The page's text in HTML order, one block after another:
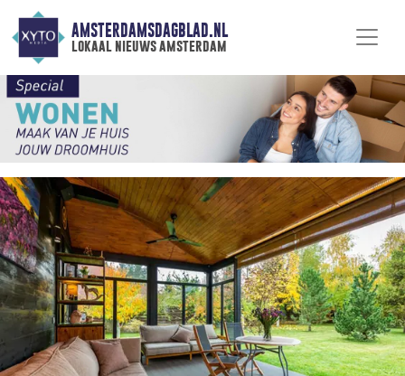
AMSTERDAMSDAGBLAD.NL
lokaal nieuws amsterdam